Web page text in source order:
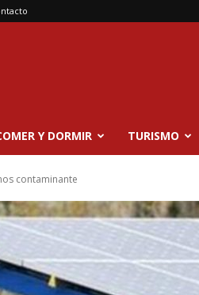
Y DORMIR TURISMO
contaminante